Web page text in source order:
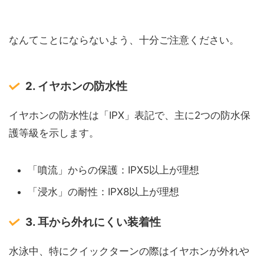
なんてことにならないよう、十分ご注意ください。
2. イヤホンの防水性
イヤホンの防水性は「IPX」表記で、主に2つの防水保
護等級を示します。
「噴流」からの保護：IPX5以上が理想
「浸水」の耐性：IPX8以上が理想
3. 耳から外れにくい装着性
水泳中、特にクイックターンの際はイヤホンが外れや